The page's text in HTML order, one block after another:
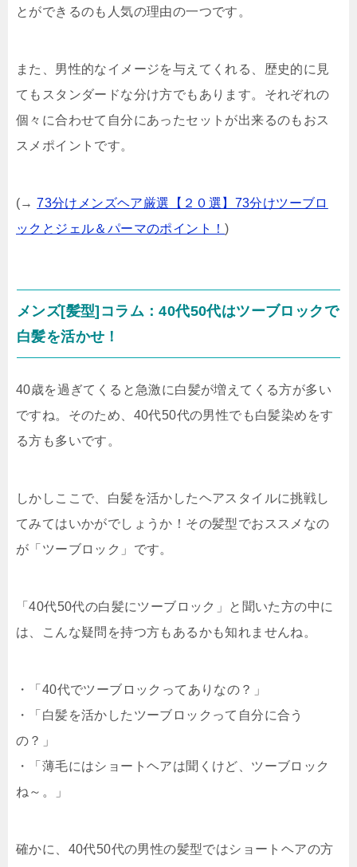
とができるのも人気の理由の一つです。
また、男性的なイメージを与えてくれる、歴史的に見
てもスタンダードな分け方でもあります。それぞれの
個々に合わせて自分にあったセットが出来るのもおス
スメポイントです。
(→73分けメンズヘア厳選【２０選】73分けツーブロ
ックとジェル＆パーマのポイント！)
メンズ[髪型]コラム：40代50代はツーブロックで
白髪を活かせ！
40歳を過ぎてくると急激に白髪が増えてくる方が多い
ですね。そのため、40代50代の男性でも白髪染めをす
る方も多いです。
しかしここで、白髪を活かしたヘアスタイルに挑戦し
てみてはいかがでしょうか！その髪型でおススメなの
が「ツーブロック」です。
「40代50代の白髪にツーブロック」と聞いた方の中に
は、こんな疑問を持つ方もあるかも知れませんね。
・「40代でツーブロックってありなの？」
・「白髪を活かしたツーブロックって自分に合う
の？」
・「薄毛にはショートヘアは聞くけど、ツーブロック
ね～。」
確かに、40代50代の男性の髪型ではショートヘアの方